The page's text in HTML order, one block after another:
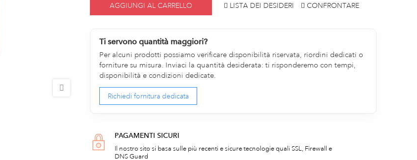
AGGIUNGI AL CARRELLO LISTA DEI DESIDERI CONFRONTARE
Ti servono quantità maggiori?
Per alcuni prodotti possiamo verificare disponibilità riservata, riordini dedicati o
forniture su misura. Inviaci la quantità desiderata: ti risponderemo con tempi,
disponibilità e condizioni dedicate.
Richiedi fornitura dedicata
PAGAMENTI SICURI
Il nostro sito si basa sulle più recenti e sicure tecnologie quali SSL, Firewall e
DNS Guard